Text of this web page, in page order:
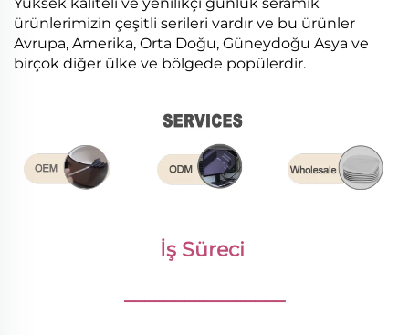
ürünlerimizin çeşitli serileri vardır ve bu ürünler
Avrupa, Amerika, Orta Doğu, Güneydoğu Asya ve
birçok diğer ülke ve bölgede popülerdir.
İş Süreci
________________